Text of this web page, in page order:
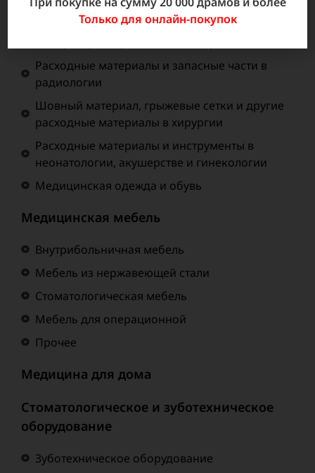
Эндоскопический Инструментарий
Расходные материалы и запасные части в
радиологии
Шовный материал, грыжевые сетки и другие
расходные материалы в хирургии
Расходные материалы и инструменты в
неонатологии, акушерстве и гинекологии
Медицинская одежда и обувь
Медицинская мебель
Внутрибольничная мебель
Мебель из нержавеющей стали
Стоматологическая мебель
Мебель для операционной
Прочее
Медицина для дома
Стоматологическое и зуботехническое
оборудование
Зуботехническое оборудование
Только для онлайн-покупок